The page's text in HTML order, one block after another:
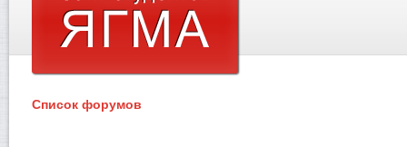
Список форумов